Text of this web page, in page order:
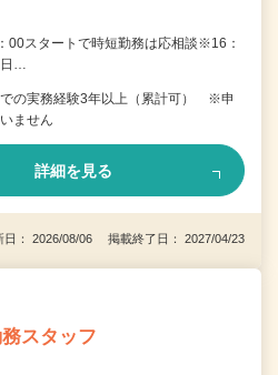
00スタートで時短勤務は応相談※16：
日…
での実務経験3年以上（累計可） ※申
ません
詳細を見る
日： 2026/08/06 掲載終了日： 2027/04/23
スタッフ